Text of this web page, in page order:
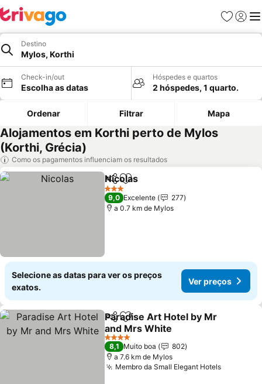
Favoritos
Iniciar
Destino
Mylos, Korthi
Check-in/out
Escolha as datas
Hóspedes e quartos
2 hóspedes, 1 quarto.
Ordenar Filtrar Mapa
Alojamentos em Korthi perto de Mylos
(Korthi, Grécia)
Como os pagamentos influenciam os resultados
PartilharAdicionar aos favoritos
Nicolas
3 Estrelas
9,0 Excelente
277
a 0.7 km de Mylos
Selecione as datas para ver os preços
exatos.
Ver preços
PartilharAdicionar aos favoritos
Paradise Art Hotel by Mr
and Mrs White
4 Estrelas
8,1 Muito boa
802
a 7.6 km de Mylos
Membro da Small Elegant Hotels